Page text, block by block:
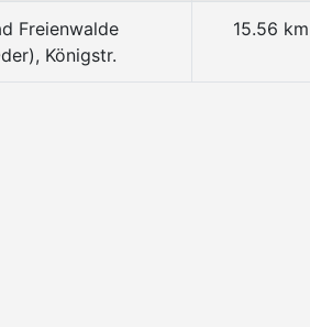
Freienwalde
Königstr.
15.56 km